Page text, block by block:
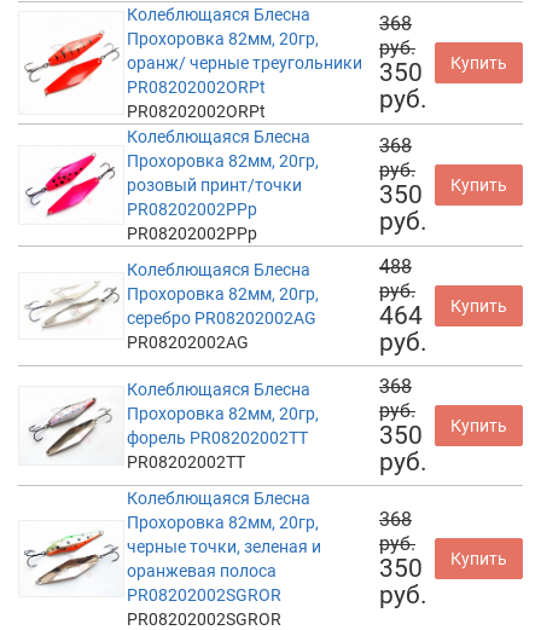
Колеблющаяся Блесна
Прохоровка 82мм, 20гр,
оранж/ черные треугольники
PR08202002ORPt
PR08202002ORPt
368
руб.
350
руб.
Купить
Колеблющаяся Блесна
Прохоровка 82мм, 20гр,
розовый принт/точки
PR08202002PPp
PR08202002PPp
368
руб.
350
руб.
Купить
Колеблющаяся Блесна
Прохоровка 82мм, 20гр,
серебро PR08202002AG
PR08202002AG
488
руб.
464
руб.
Купить
Колеблющаяся Блесна
Прохоровка 82мм, 20гр,
форель PR08202002TT
PR08202002TT
368
руб.
350
руб.
Купить
Колеблющаяся Блесна
Прохоровка 82мм, 20гр,
черные точки, зеленая и
оранжевая полоса
PR08202002SGROR
PR08202002SGROR
368
руб.
350
руб.
Купить